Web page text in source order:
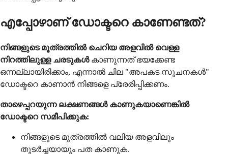
എപ്പോഴാണ് ഡോക്ടറെ കാണേണ്ടത്?
നിങ്ങളുടെ മൂത്രത്തിൽ ചെറിയ അളവിൽ വെള്ള
നിറത്തിലുള്ള ചരടുകൾകാണുന്നത് ഭയക്കേണ്ട
ഒന്നല്ലായിരിക്കാം, എന്നാൽ ചില "അപകട സൂചനകൾ"
ഡോക്ടറെ കാണാൻ നിങ്ങളെ പ്രേരിപ്പിക്കണം.
താഴെപ്പറയുന്ന ലക്ഷണങ്ങൾ കാണുകയാണെങ്കിൽ
ഡോക്ടറെ സമീപിക്കുക:
നിങ്ങളുടെ മൂത്രത്തിൽ വലിയ അളവിലും
തുടർച്ചയായും പത കാണുക.